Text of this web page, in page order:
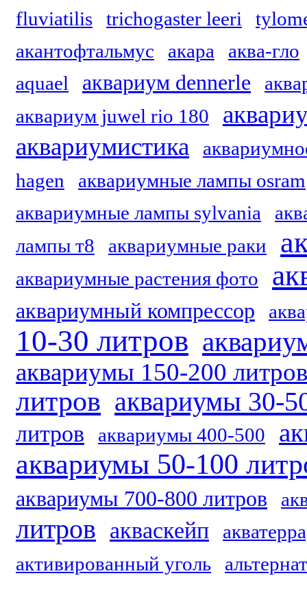
fluviatilis
trichogaster leeri
акантофтальмус
акара
аква-гло
aquael
аквариум dennerle
аквариум juwel rio 180
аквариумистика
hagen
аквариумные лампы osram
аквариумные лампы sylvania
лампы т8
аквариумные раки
аквариумные растения фото
аквариумный компрессор
10-30 литров
аквариумы 150-200 литров
литров аквариумы 30-
литров аквариумы 400-500
аквариумы 50-100
аквариумы 700-800 литров
литров акваскейп
активированный уголь